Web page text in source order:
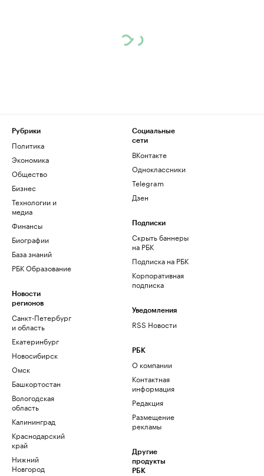
Рубрики
Политика
Экономика
Общество
Бизнес
Технологии и
медиа
Финансы
Биографии
База знаний
РБК Образование
Новости
регионов
Санкт-Петербург
и область
Екатеринбург
Новосибирск
Омск
Башкортостан
Вологодская
область
Калининград
Краснодарский
край
Нижний
Новгород
Социальные
сети
ВКонтакте
Одноклассники
Telegram
Дзен
Подписки
Скрыть баннеры
на РБК
Подписка на РБК
Корпоративная
подписка
Уведомления
RSS Новости
РБК
О компании
Контактная
информация
Редакция
Размещение
рекламы
Другие
продукты
РБК